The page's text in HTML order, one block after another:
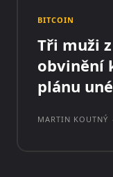
BITCOIN
Tři muži
obvinění
plánu
MARTIN KOUTNÝ